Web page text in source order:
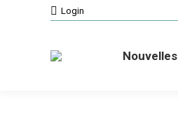
Login
Nouvelles